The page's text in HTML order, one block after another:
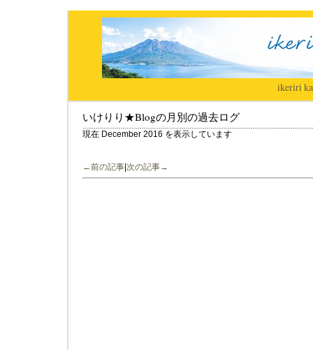
ikeriri|
いけりり★Blogの月別の過去ログ
現在 December 2016 を表示しています
←前の記事 次の記事→